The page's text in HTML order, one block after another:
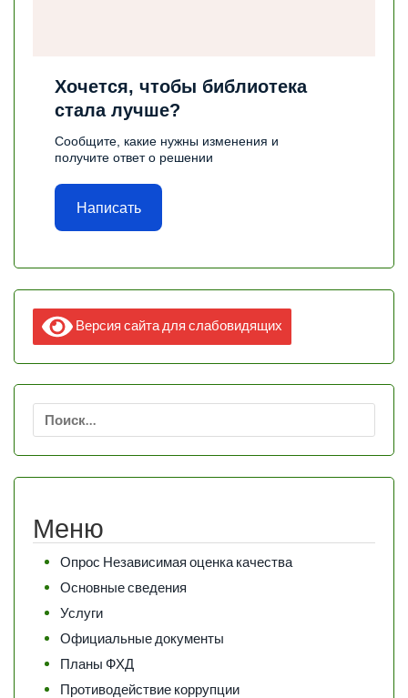
Хочется, чтобы библиотека
стала лучше?
Сообщите, какие нужны изменения и
получите ответ о решении
Написать
Версия сайта для слабовидящих
Найти:
Меню
Опрос Независимая оценка качества
Основные сведения
Услуги
Официальные документы
Планы ФХД
Противодействие коррупции